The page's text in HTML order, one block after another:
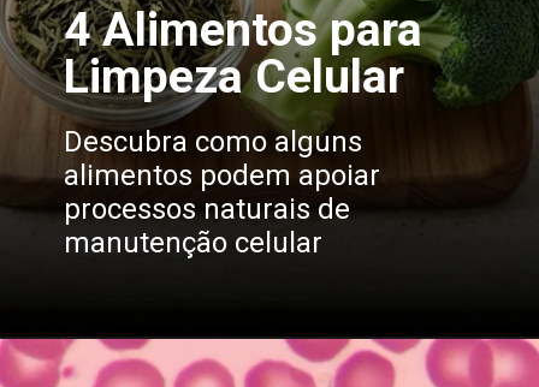
4 Alimentos para
Limpeza Celular
Descubra como alguns
alimentos podem apoiar
processos naturais de
manutenção celular